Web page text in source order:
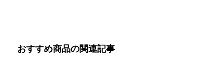
おすすめ商品の関連記事